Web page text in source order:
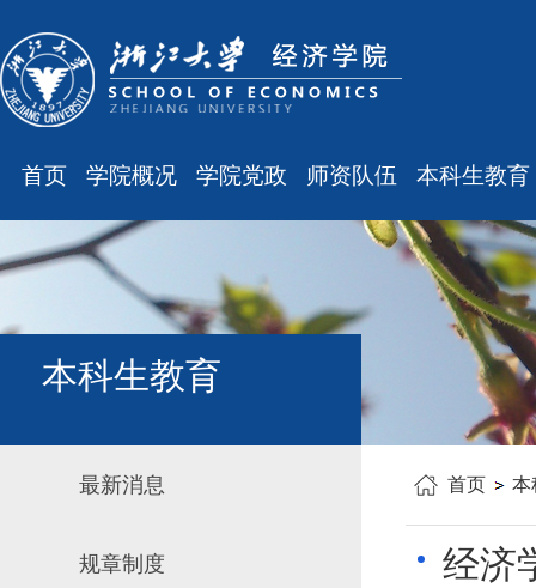
首页 学院概况
学院简介
现任领导
组织结构
学科设置
学院党政
会议通知
会议纪要
工会之声
师资队伍
最新消息
职称晋升
人事培训
博士后管理
本科生教育
最新消息
规章制度
课表、校历
主修专业确认
学籍管理
教学与教务
毕业论文
科研训练
实习实践
本科生教育
最新消息
规章制度
首页 本
经济